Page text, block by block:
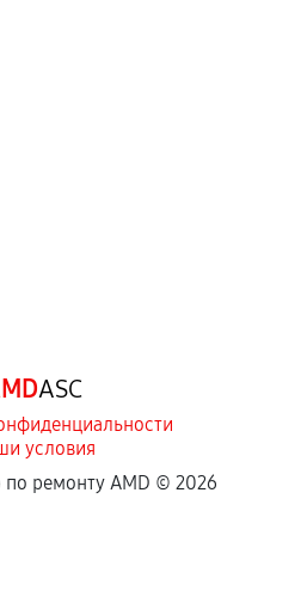
ASC
условия
по ремонту AMD © 2026